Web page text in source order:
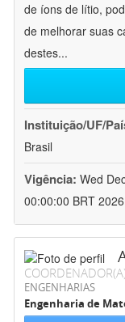
de íons de lítio,
de melhorar suas
destes...
Instituição/UF/
Brasil
Vigência: Wed
00:00:00 BRT 2026
ENGENHARIAS
Engenharia de